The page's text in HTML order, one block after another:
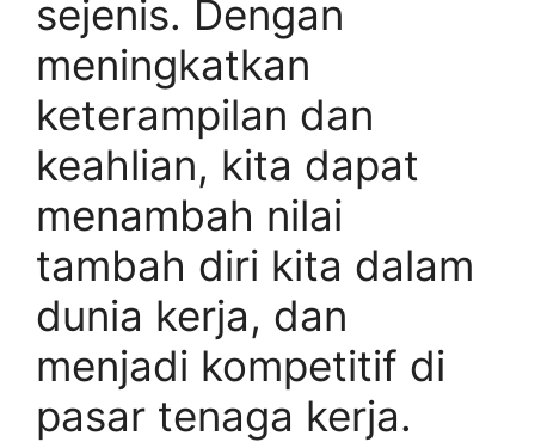
sejenis. Dengan
meningkatkan
keterampilan dan
keahlian, kita dapat
menambah nilai
tambah diri kita dalam
dunia kerja, dan
menjadi kompetitif di
pasar tenaga kerja.